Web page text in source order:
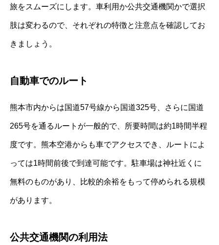
旅をスムーズにします。車利用か公共交通機関かで選択
肢は変わるので、それぞれの特徴と注意点を確認してお
きましょう。
自動車でのルート
熊本市内からは国道57号線から国道325号、さらに国道
265号を通るルートが一般的で、所要時間は約1時間半程
度です。熊本空港からも車でアクセスでき、ルートによ
っては1時間前後で到達可能です。駐車場は神社近くに
無料のものがあり、比較的余裕をもって停められる規模
があります。
公共交通機関の利用法